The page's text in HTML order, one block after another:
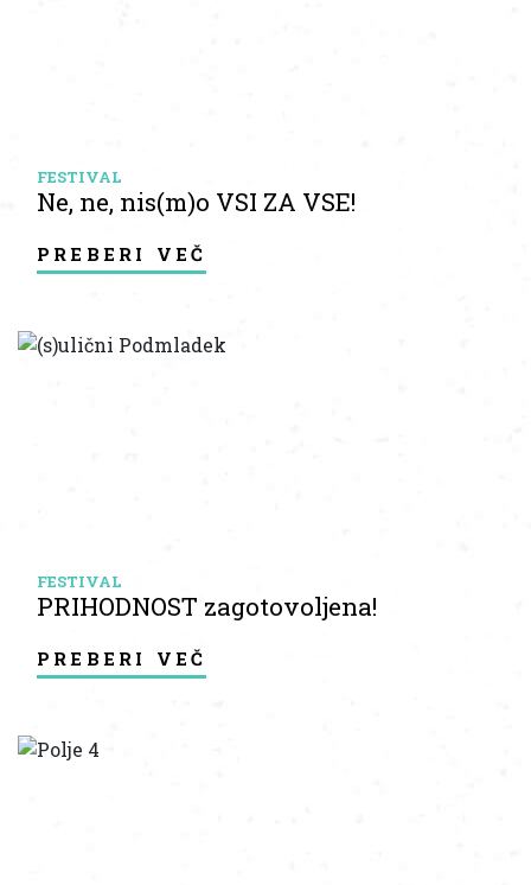
FESTIVAL
Ne, ne, nis(m)o VSI ZA VSE!
preberi več
FESTIVAL
PRIHODNOST zagotovoljena!
preberi več